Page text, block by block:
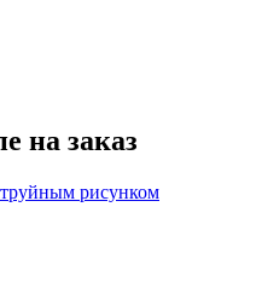
на заказ
рисунком